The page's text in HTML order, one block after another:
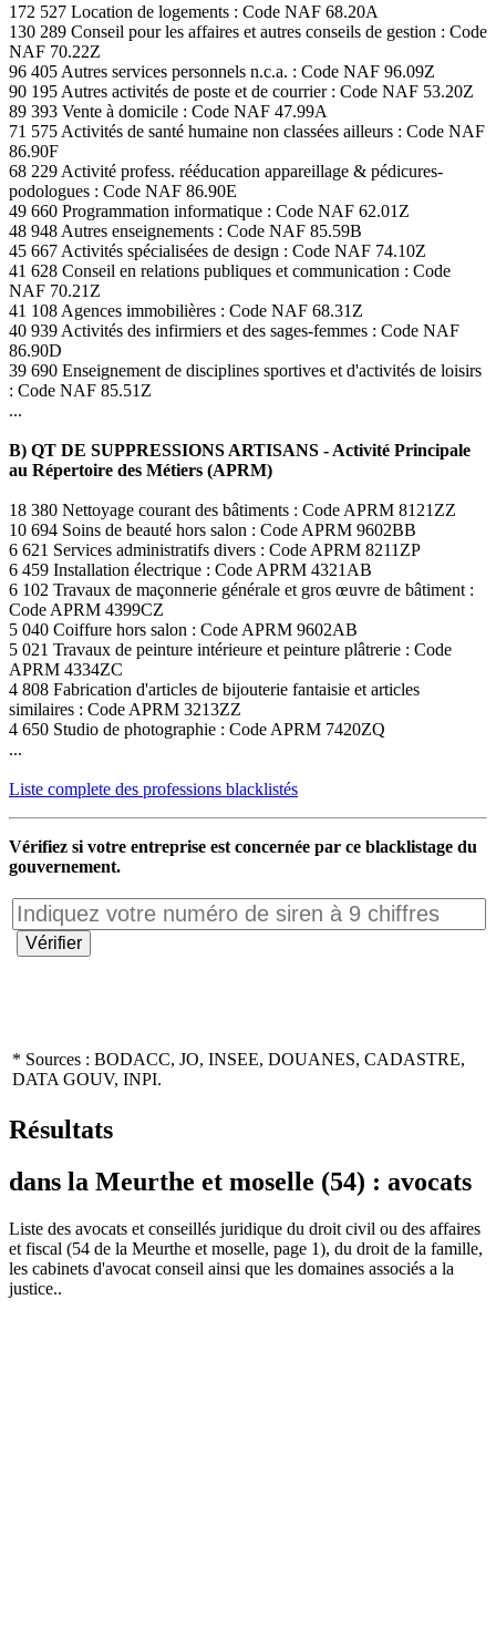
172 527 Location de logements : Code NAF 68.20A
130 289 Conseil pour les affaires et autres conseils de gestion : Code
NAF 70.22Z
96 405 Autres services personnels n.c.a. : Code NAF 96.09Z
90 195 Autres activités de poste et de courrier : Code NAF 53.20Z
89 393 Vente à domicile : Code NAF 47.99A
71 575 Activités de santé humaine non classées ailleurs : Code NAF
86.90F
68 229 Activité profess. rééducation appareillage & pédicures-
podologues : Code NAF 86.90E
49 660 Programmation informatique : Code NAF 62.01Z
48 948 Autres enseignements : Code NAF 85.59B
45 667 Activités spécialisées de design : Code NAF 74.10Z
41 628 Conseil en relations publiques et communication : Code
NAF 70.21Z
41 108 Agences immobilières : Code NAF 68.31Z
40 939 Activités des infirmiers et des sages-femmes : Code NAF
86.90D
39 690 Enseignement de disciplines sportives et d'activités de loisirs
: Code NAF 85.51Z
...
B) QT DE SUPPRESSIONS ARTISANS - Activité Principale
au Répertoire des Métiers (APRM)
18 380 Nettoyage courant des bâtiments : Code APRM 8121ZZ
10 694 Soins de beauté hors salon : Code APRM 9602BB
6 621 Services administratifs divers : Code APRM 8211ZP
6 459 Installation électrique : Code APRM 4321AB
6 102 Travaux de maçonnerie générale et gros œuvre de bâtiment :
Code APRM 4399CZ
5 040 Coiffure hors salon : Code APRM 9602AB
5 021 Travaux de peinture intérieure et peinture plâtrerie : Code
APRM 4334ZC
4 808 Fabrication d'articles de bijouterie fantaisie et articles
similaires : Code APRM 3213ZZ
4 650 Studio de photographie : Code APRM 7420ZQ
...
Liste complete des professions blacklistés
Vérifiez si votre entreprise est concernée par ce blacklistage du
gouvernement.
* Sources : BODACC, JO, INSEE, DOUANES, CADASTRE,
DATA GOUV, INPI.
Résultats
dans la Meurthe et moselle (54) : avocats
Liste des avocats et conseillés juridique du droit civil ou des affaires
et fiscal (54 de la Meurthe et moselle, page 1), du droit de la famille,
les cabinets d'avocat conseil ainsi que les domaines associés a la
justice..